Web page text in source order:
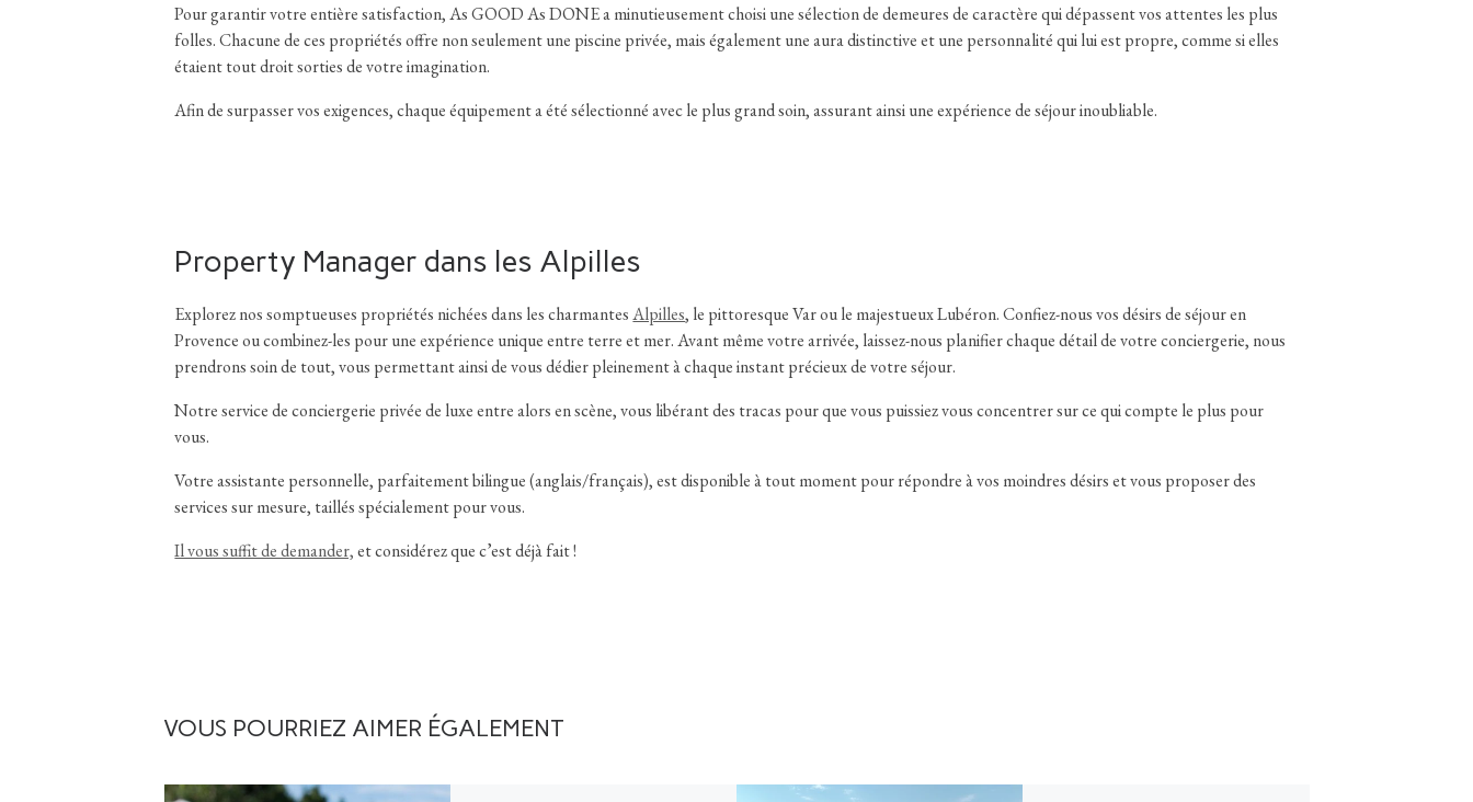
Pour garantir votre entière satisfaction, As GOOD As DONE a minutieusement choisi une sélection de demeures de caractère qui dépassent vos attentes les plus
folles. Chacune de ces propriétés offre non seulement une piscine privée, mais également une aura distinctive et une personnalité qui lui est propre, comme si elles
étaient tout droit sorties de votre imagination.
Afin de surpasser vos exigences, chaque équipement a été sélectionné avec le plus grand soin, assurant ainsi une expérience de séjour inoubliable.
Property Manager dans les Alpilles
Explorez nos somptueuses propriétés nichées dans les charmantesAlpilles, le pittoresque Var ou le majestueux Lubéron. Confiez-nous vos désirs de séjour en
Provence ou combinez-les pour une expérience unique entre terre et mer. Avant même votre arrivée, laissez-nous planifier chaque détail de votre conciergerie, nous
prendrons soin de tout, vous permettant ainsi de vous dédier pleinement à chaque instant précieux de votre séjour.
Notre service de conciergerie privée de luxe entre alors en scène, vous libérant des tracas pour que vous puissiez vous concentrer sur ce qui compte le plus pour
vous.
Votre assistante personnelle, parfaitement bilingue (anglais/français), est disponible à tout moment pour répondre à vos moindres désirs et vous proposer des
services sur mesure, taillés spécialement pour vous.
Il vous suffit de demander,et considérez que c’est déjà fait !
VOUS POURRIEZ AIMER ÉGALEMENT